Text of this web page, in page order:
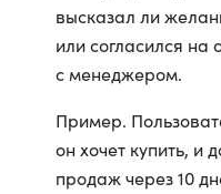
высказал ли
или согласился на
с менеджером.
Пример.
он хочет купить, и
продаж через 10